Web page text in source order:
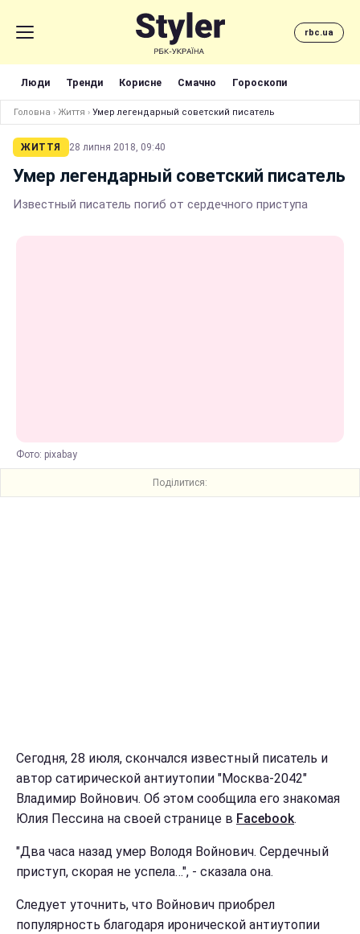
rbc.ua
Люди Тренди Корисне Смачно Гороскопи
Головна › Життя › Умер легендарный советский писатель
ЖИТТЯ 28 липня 2018, 09:40
Умер легендарный советский писатель
Известный писатель погиб от сердечного приступа
Фото: pixabay
Поділитися:
Сегодня, 28 июля, скончался известный писатель и
автор сатирической антиутопии "Москва-2042"
Владимир Войнович. Об этом сообщила его знакомая
Юлия Пессина на своей странице в Facebook.
"Два часа назад умер Володя Войнович. Сердечный
приступ, скорая не успела…", - сказала она.
Следует уточнить, что Войнович приобрел
популярность благодаря иронической антиутопии